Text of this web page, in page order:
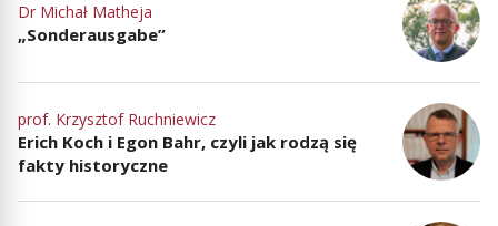
Dr Michał Matheja
„Sonderausgabe”
prof. Krzysztof Ruchniewicz
Erich Koch i Egon Bahr, czyli jak rodzą się
fakty historyczne